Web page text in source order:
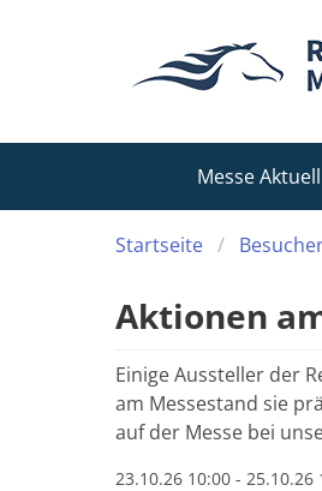
Messe Aktuell
Startseite
Aktionen
Einige Aussteller der
am Messestand sie
auf der Messe bei
23.10.26 10:00 - 25.10.26